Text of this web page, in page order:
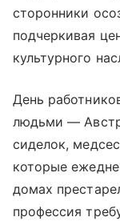
сторонники
подчеркивая
культурного
День
людьми —
сиделок,
которые
домах
профессия